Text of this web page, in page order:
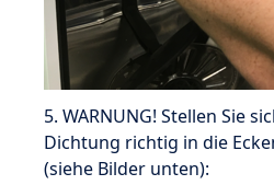
5. WARNUNG! Stellen Sie
Dichtung richtig in die
(siehe Bilder unten):